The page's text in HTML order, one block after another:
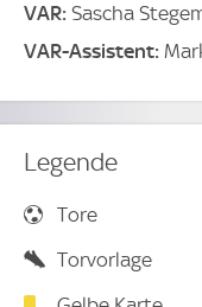
VAR: Sascha
VAR-Assistent:
Legende
Tore
Torvorlage